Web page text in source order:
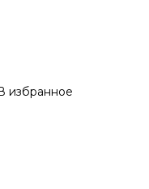
избранное